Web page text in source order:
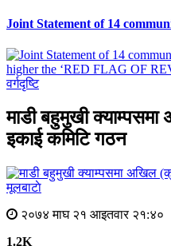
Joint Statement of 14
वर्गदृष्टि
माडी बहुमुखी
इकाई कमिटि गठन
मूलबाटाे
२०७४ माघ २१ आइतवार २१:४०
1.2K